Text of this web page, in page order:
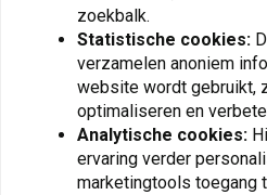
zoekbalk.
Statistische cookies:
verzamelen anoniem
website wordt gebruikt,
optimaliseren en
Analytische cookies:
ervaring verder
marketingtools toegang